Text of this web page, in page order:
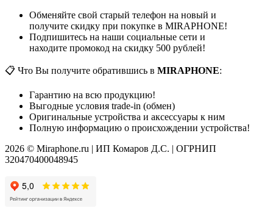
Обменяйте свой старый телефон на новый и
получите скидку при покупке в MIRAPHONE!
Подпишитесь на наши социальные сети и
находите промокод на скидку 500 рублей!
📋 Что Вы получите обратившись в MIRAPHONE:
Гарантию на всю продукцию!
Выгодные условия trade-in (обмен)
Оригинальные устройства и аксессуары к ним
Полную информацию о происхождении устройства!
2026 © Miraphone.ru | ИП Комаров Д.С. | ОГРНИП
320470400048945